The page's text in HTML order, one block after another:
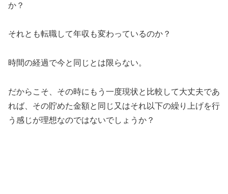
か？
それとも転職して年収も変わっているのか？
時間の経過で今と同じとは限らない。
だからこそ、その時にもう一度現状と比較して大丈夫であ
れば、その貯めた金額と同じ又はそれ以下の繰り上げを行
う感じが理想なのではないでしょうか？